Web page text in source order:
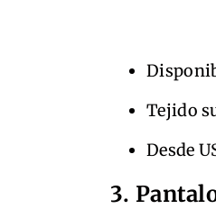
Tejido
Desde
3.